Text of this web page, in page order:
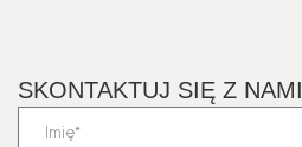
SKONTAKTUJ SIĘ Z NAMI